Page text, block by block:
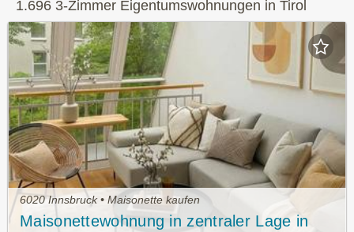
1.696 3-Zimmer Eigentumswohnungen in Tirol
6020 Innsbruck • Maisonette kaufen
Maisonettewohnung in zentraler Lage in